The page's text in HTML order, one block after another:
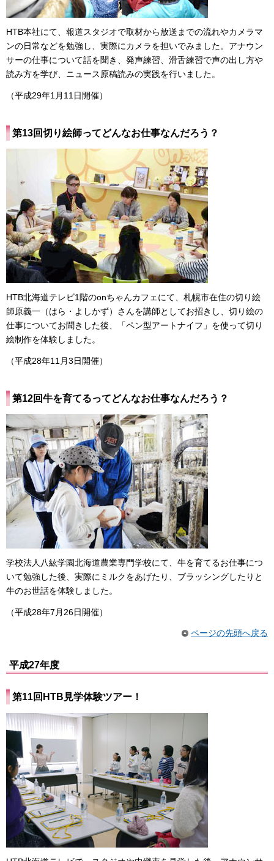
HTB本社にて、報道スタジオで取材から放送までの流れやカメラマ
ンの日常などを勉強し、実際にカメラを担いでみました。アナウン
サーの仕事について話を聞き、発声練習、滑舌練習で声の出し方や
読み方を学び、ニュース原稿読みの実践を行いました。
（平成29年1月11日開催）
第13回切り絵師ってどんなお仕事なんだろう？
HTB北海道テレビ1階のonちゃんカフェにて、札幌市在住の切り絵
師原義一（はら・よしかず）さんを講師としてお招きし、切り絵の
仕事についてお聞きした後、「ペン型アートナイフ」を使って切り
絵制作を体験しました。
（平成28年11月3日開催）
第12回牛を育てるってどんなお仕事なんだろう？
学校法人八紘学園北海道農業専門学校にて、牛を育てるお仕事につ
いて勉強した後、実際にミルクをあげたり、ブラッシングしたりと
牛のお世話を体験しました。
（平成28年7月26日開催）
ページの先頭へ戻る
平成27年度
第11回HTB見学体験ツアー！